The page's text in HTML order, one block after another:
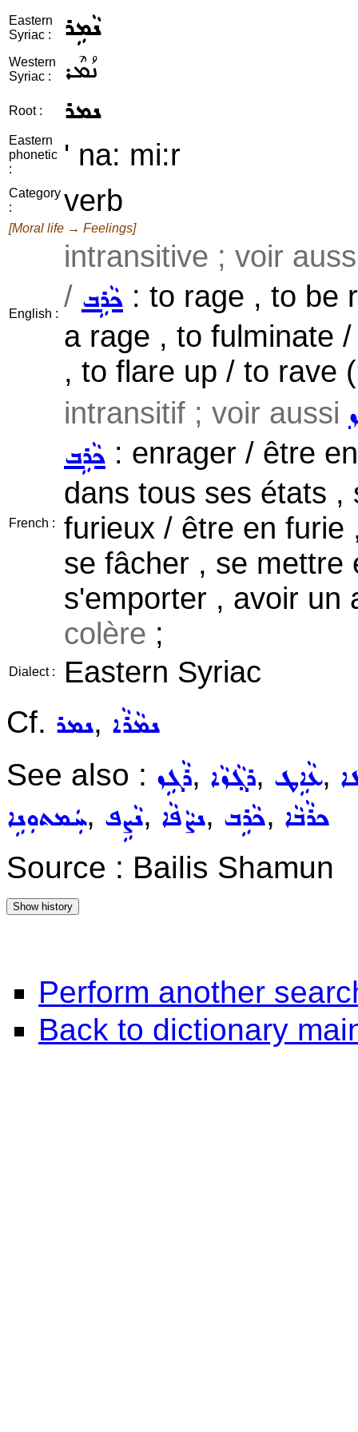
Eastern
Syriac :
ܢܵܡܹܪ
Western
Syriac :
ܢܳܡܶܪ
Root : ܢܡܪ
Eastern
phonetic
:
' na: mi:r
Category
:
verb
[Moral life → Feelings]
English :
intransitive ; voir
/ ܟܵܪܹܒ : to rage , to be
a rage , to fulminate
, to flare up / to rave
French :
intransitif ; voir aussi
ܟܵܪܹܒ : enrager / être
dans tous ses états
furieux / être en furie
se fâcher , se mettre
s'emporter , avoir un
colère ;
Dialect :
Eastern Syriac
Cf. ܢܡܪ, ܢܡܵܪܵܐ
See also : ܪܵܓܹܙ, ܪܓ݂ܵܙܵܐ, ܥܵܐܹܛ,
ܚܲܡܬܘܼܢܹܐ, ܢܵܨܹܦ, ܢܨܵܦܵܐ, ܟܵܪܹܒ, ܟܪܵܒܵܐ
Source : Bailis Shamun
Perform another
Back to dictionary